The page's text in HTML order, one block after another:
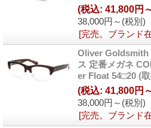
38,000円～ (税別)
(税込: 41,800円
[完売。ブランド
Oliver Goldsmith
ス 定番メガネ
er Float 54□20 (
38,000円～ (税別)
(税込: 41,800円
[完売。ブランド